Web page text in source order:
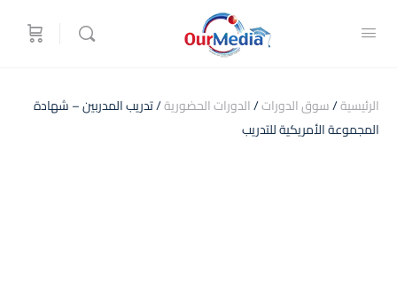
الرئيسية/سوق الدورات/الدورات الحضورية/ تدريب المدربين – شهادة
المجموعة الأمريكية للتدريب